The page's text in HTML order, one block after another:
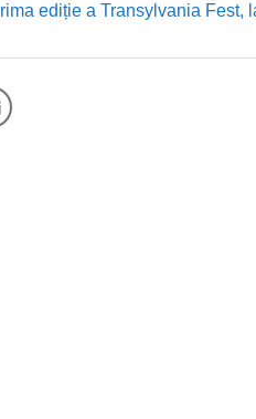
ediție a Transylvania Fest,